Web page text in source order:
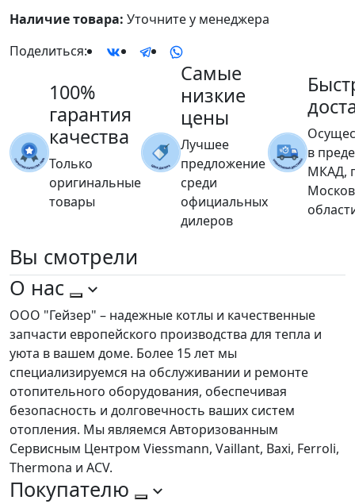
Наличие товара: Уточните у менеджера
Поделиться:
100%
гарантия
качества
Только
оригинальные
товары
Самые
низкие
цены
Лучшее
предложение
среди
официальных
дилеров
в
МКАД,
Вы смотрели
О нас
ООО "Гейзер" – надежные котлы и качественные
запчасти европейского производства для тепла и
уюта в вашем доме. Более 15 лет мы
специализируемся на обслуживании и ремонте
отопительного оборудования, обеспечивая
безопасность и долговечность ваших систем
отопления. Мы являемся Авторизованным
Сервисным Центром Viessmann, Vaillant, Baxi, Ferroli,
Thermona и ACV.
Покупателю